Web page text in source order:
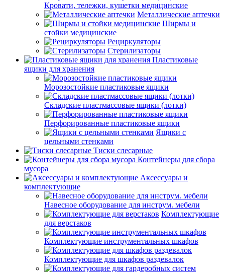
Кровати, тележки, кушетки медицинские
Металлические аптечки
Ширмы и
стойки медицинские
Рециркуляторы
Стерилизаторы
Пластиковые
ящики для хранения
Морозостойкие пластиковые ящики
Складские пластмассовые ящики (лотки)
Перфорированные пластиковые ящики
Ящики с
цельными стенками
Тиски слесарные
Контейнеры для сбора
мусора
Аксессуары и
комплектующие
Навесное оборудование для инструм. мебели
Комплектующие
для верстаков
Комплектующие инструментальных шкафов
Комплектующие для шкафов раздевалок